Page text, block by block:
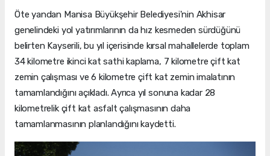
Öte yandan Manisa Büyükşehir Belediyesi'nin Akhisar
genelindeki yol yatırımlarının da hız kesmeden sürdüğünü
belirten Kayserili, bu yıl içerisinde kırsal mahallelerde toplam
34 kilometre ikinci kat sathi kaplama, 7 kilometre çift kat
zemin çalışması ve 6 kilometre çift kat zemin imalatının
tamamlandığını açıkladı. Ayrıca yıl sonuna kadar 28
kilometrelik çift kat asfalt çalışmasının daha
tamamlanmasının planlandığını kaydetti.